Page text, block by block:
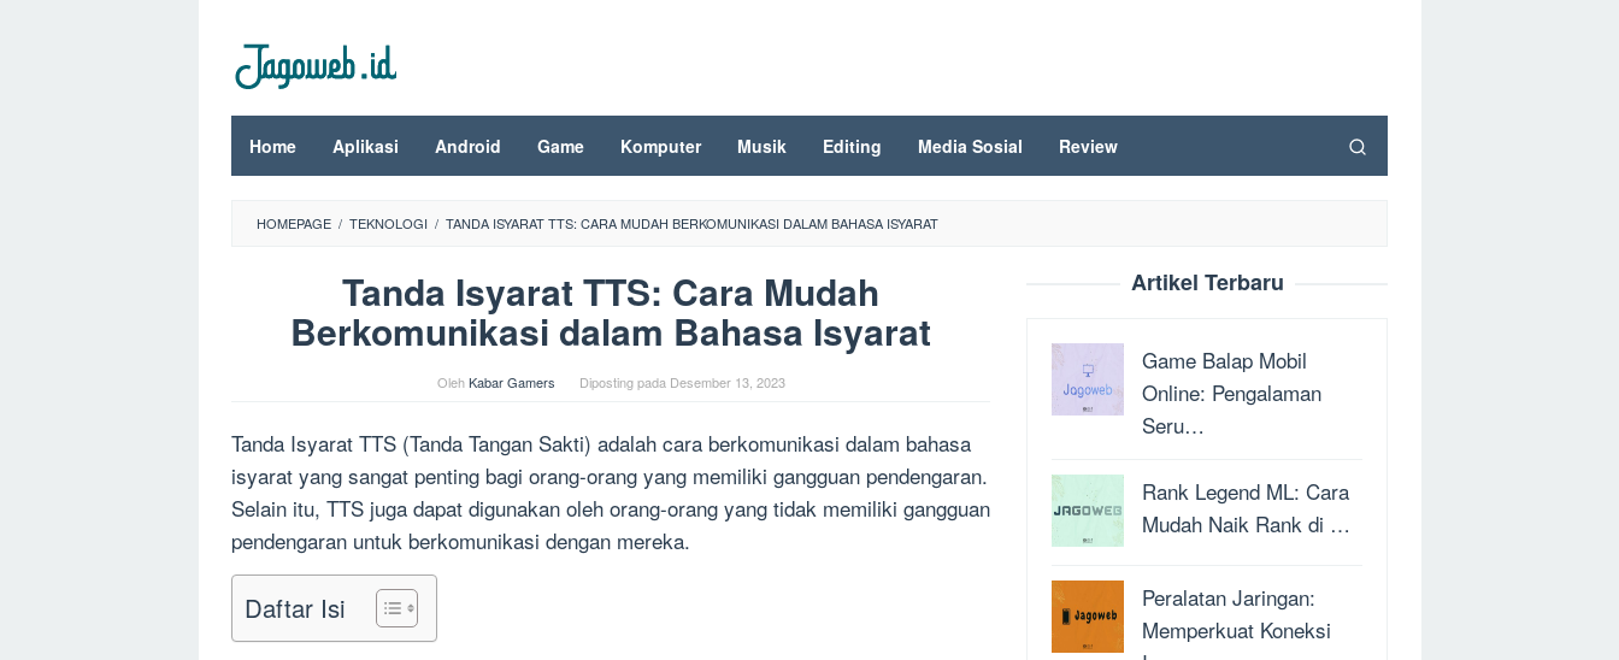
konten
Home Aplikasi Android Game Komputer Musik Editing Media Sosial Review
HOMEPAGE / TEKNOLOGI / TANDA ISYARAT TTS: CARA MUDAH BERKOMUNIKASI DALAM BAHASA ISYARAT
Tanda Isyarat TTS: Cara Mudah
Berkomunikasi dalam Bahasa Isyarat
OlehKabar Gamers Diposting pada Desember 13, 2023
Tanda Isyarat TTS (Tanda Tangan Sakti) adalah cara berkomunikasi dalam bahasa
isyarat yang sangat penting bagi orang-orang yang memiliki gangguan pendengaran.
Selain itu, TTS juga dapat digunakan oleh orang-orang yang tidak memiliki gangguan
pendengaran untuk berkomunikasi dengan mereka.
Daftar Isi
Artikel Terbaru
Game Balap Mobil
Online: Pengalaman
Seru…
Rank Legend ML: Cara
Mudah Naik Rank di …
Peralatan Jaringan:
Memperkuat Koneksi